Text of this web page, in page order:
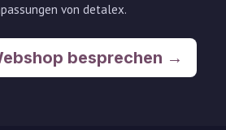
von detalex.
besprechen →